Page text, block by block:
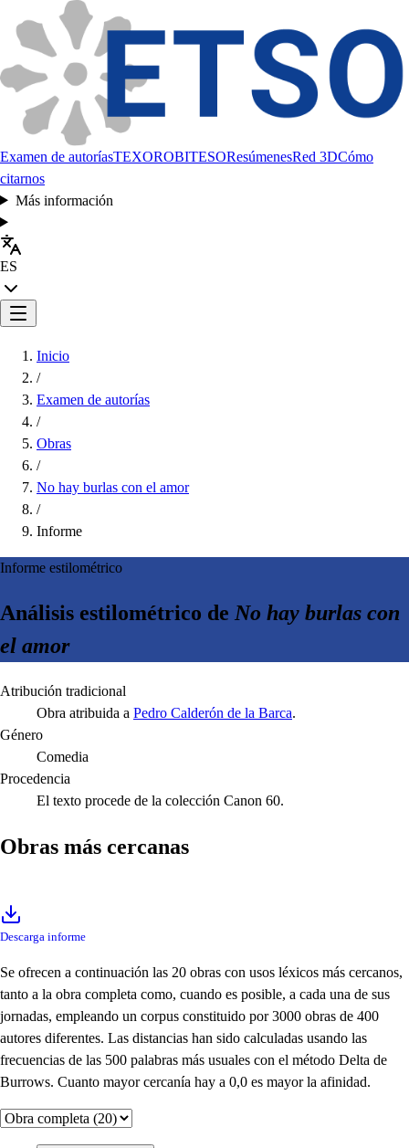
Examen de autoríasTEXOROBITESOResúmenesRed 3DCómo
citarnos
Más información
ES
Inicio
/
Examen de autorías
/
Obras
/
No hay burlas con el amor
/
Informe
Informe estilométrico
Análisis estilométrico de No hay burlas con
el amor
Atribución tradicional
Obra atribuida a Pedro Calderón de la Barca.
Género
Comedia
Procedencia
El texto procede de la colección Canon 60.
Obras más cercanas
Descarga informe
Se ofrecen a continuación las 20 obras con usos léxicos más cercanos,
tanto a la obra completa como, cuando es posible, a cada una de sus
jornadas, empleando un corpus constituido por 3000 obras de 400
autores diferentes. Las distancias han sido calculadas usando las
frecuencias de las 500 palabras más usuales con el método Delta de
Burrows. Cuanto mayor cercanía hay a 0,0 es mayor la afinidad.